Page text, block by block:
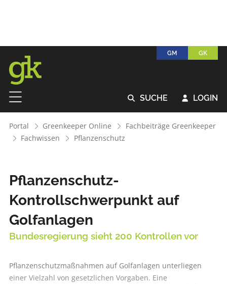
GM GK
 SUCHE  LOGIN
Portal Greenkeeper Online
Fachbeiträge Greenkeeper
Fachwissen
Pflanzenschutz
Pflanzenschutz-
Kontrollschwerpunkt auf
Golfanlagen
Bundesregierung sieht 200 Kontrollen vor
Pflanzenschutzmaßnahmen auf Golfanlagen unterliegen
einer Vielzahl von gesetzlichen Vorgaben. Eine